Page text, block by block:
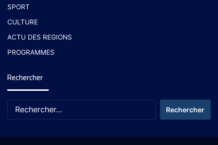
SPORT
CULTURE
ACTU DES REGIONS
PROGRAMMES
Rechercher